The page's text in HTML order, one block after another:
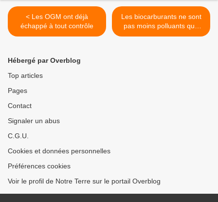
< Les OGM ont déjà
échappé à tout contrôle
Les biocarburants ne sont
pas moins polluants que
l'essence >
Hébergé par Overblog
Top articles
Pages
Contact
Signaler un abus
C.G.U.
Cookies et données personnelles
Préférences cookies
Voir le profil de Notre Terre sur le portail Overblog